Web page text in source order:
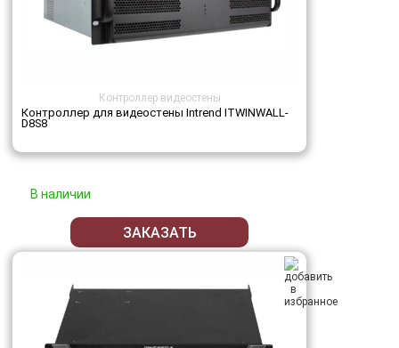
Контроллер видеостены
Контроллер для видеостены Intrend ITWINWALL-
D8S8
В наличии
ЗАКАЗАТЬ